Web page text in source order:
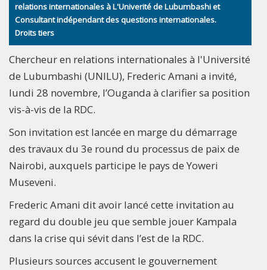
relations internationales à L'Univerité de Lubumbashi et
Consultant indépendant des questions internationales.
Droits tiers
Chercheur en relations internationales à l'Université
de Lubumbashi (UNILU), Frederic Amani a invité,
lundi 28 novembre, l’Ouganda à clarifier sa position
vis-à-vis de la RDC.
Son invitation est lancée en marge du démarrage
des travaux du 3e round du processus de paix de
Nairobi, auxquels participe le pays de Yoweri
Museveni.
Frederic Amani dit avoir lancé cette invitation au
regard du double jeu que semble jouer Kampala
dans la crise qui sévit dans l’est de la RDC.
Plusieurs sources accusent le gouvernement